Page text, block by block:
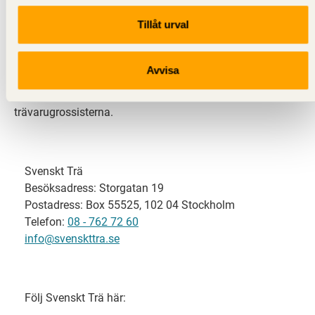
Tillåt urval
Avvisa
Svenskt Trä representerar svensk sågverksindustri
och är en del av branschorganisationen
svensk limträ-, KL-trä- och förpackningsindustri samt
trävarugrossisterna.
Svenskt Trä
Besöksadress: Storgatan 19
Postadress: Box 55525, 102 04 Stockholm
Telefon: 08 - 762 72 60
info@svenskttra.se
Följ Svenskt Trä här: